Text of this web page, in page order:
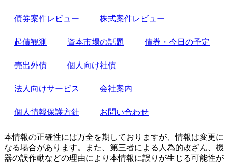
債券案件レビュー 株式案件レビュー
起債観測 資本市場の話題 債券・今日の予定
売出外債 個人向け社債
法人向けサービス 会社案内
個人情報保護方針 お問い合わせ
本情報の正確性には万全を期しておりますが、情報は変更に
なる場合があります。また、第三者による人為的改ざん、機
器の誤作動などの理由により本情報に誤りが生じる可能性が